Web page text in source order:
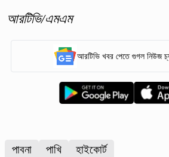
আরটিভি/এমএম
আরটিভি খবর পেতে গুগল নিউজ
পাবনা পাখি হাইকোর্ট